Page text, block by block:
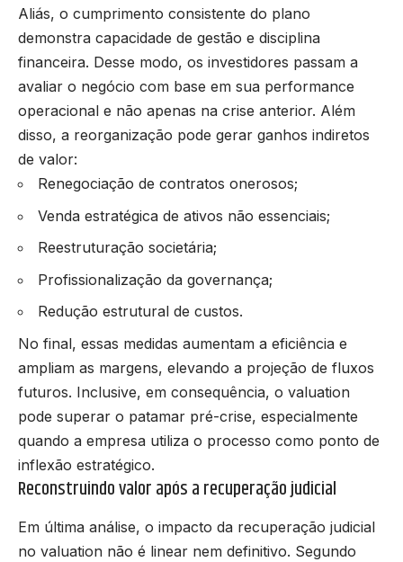
Aliás, o cumprimento consistente do plano
demonstra capacidade de gestão e disciplina
financeira. Desse modo, os investidores passam a
avaliar o negócio com base em sua performance
operacional e não apenas na crise anterior. Além
disso, a reorganização pode gerar ganhos indiretos
de valor:
Renegociação de contratos onerosos;
Venda estratégica de ativos não essenciais;
Reestruturação societária;
Profissionalização da governança;
Redução estrutural de custos.
No final, essas medidas aumentam a eficiência e
ampliam as margens, elevando a projeção de fluxos
futuros. Inclusive, em consequência, o valuation
pode superar o patamar pré-crise, especialmente
quando a empresa utiliza o processo como ponto de
inflexão estratégico.
Reconstruindo valor após a recuperação judicial
Em última análise, o impacto da recuperação judicial
no valuation não é linear nem definitivo. Segundo